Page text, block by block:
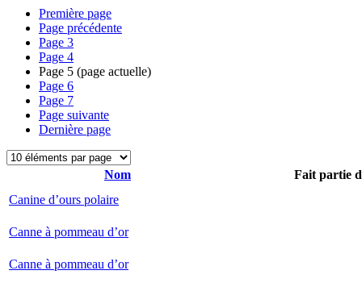
Première page
Page précédente
Page 3
Page 4
Page 5 (page actuelle)
Page 6
Page 7
Page suivante
Dernière page
Nom
Fait partie
Canine d’ours polaire
Canne à pommeau d’or
Canne à pommeau d’or